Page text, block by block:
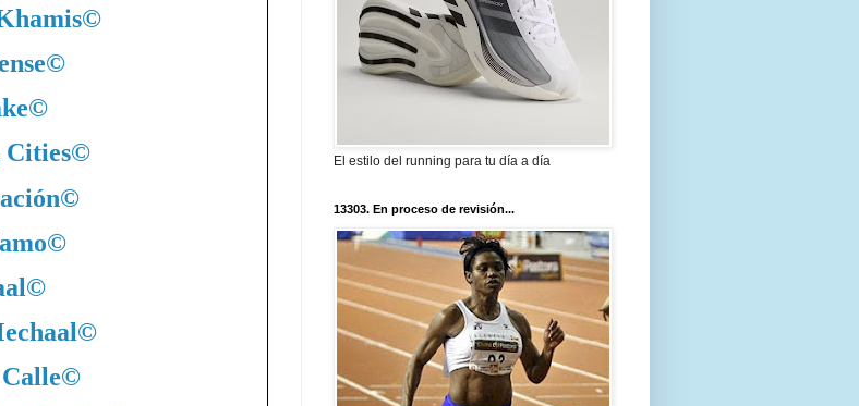
©
©
©
©
©
©
©
©
©
El estilo del running para tu día a día
13303. En proceso de revisión...